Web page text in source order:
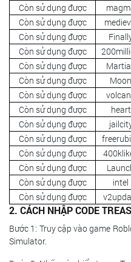
Còn sử dụng được
Còn sử dụng được
Còn sử dụng được
Còn sử dụng được
Còn sử dụng được
Còn sử dụng được
Moon
Còn sử dụng được
Còn sử dụng được
heart
Còn sử dụng được
Còn sử dụng được
Còn sử dụng được
Còn sử dụng được
Còn sử dụng được
intel
Còn sử dụng được
2. CÁCH NHẬP CODE
Bước 1: Truy cập vào game
Simulator.